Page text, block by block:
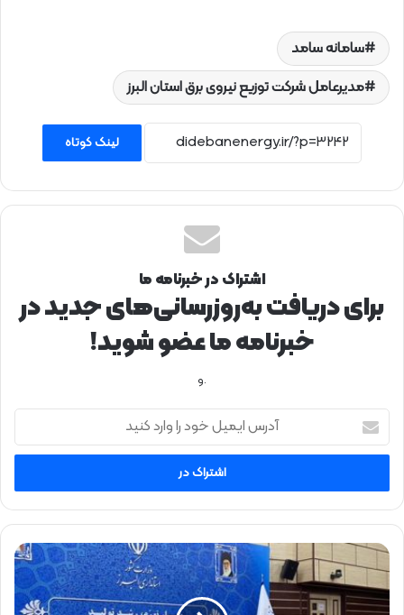
سامانه سامد
مدیرعامل شركت توزیع نیروی برق استان البرز
لینک کوتاه
اشتراک در خبرنامه ما
برای دریافت به‌روزرسانی‌های جدید در
خبرنامه ما عضو شوید!
.و
آ
ر
ا
ی
م
ی
ل
خ
و
ن
ش
س
ت